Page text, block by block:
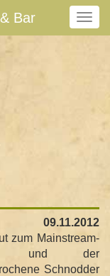
N
a
s
c
h
a
l
Bar
09.11.2012
zum Mainstream-
und der
Schnodder